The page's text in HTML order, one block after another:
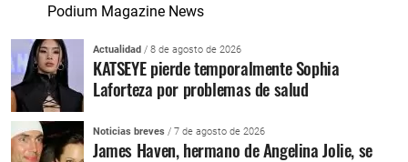
Podium Magazine News
Actualidad / 8 de agosto de 2026
KATSEYE pierde temporalmente Sophia
Laforteza por problemas de salud
Noticias breves / 7 de agosto de 2026
James Haven, hermano de Angelina Jolie, se